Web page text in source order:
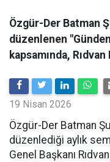
Özgür-Der Batman
düzenlenen
kapsamında,
19 Nisan 2026
​Özgür-Der Batman
düzenlediği aylık
Genel Başkanı